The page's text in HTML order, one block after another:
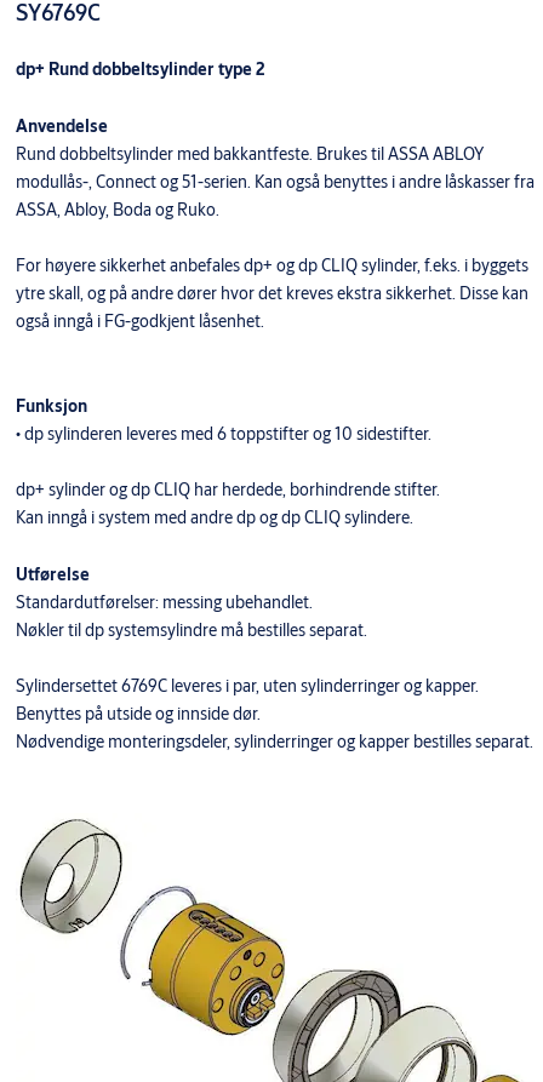
SY6769C
dp+ Rund dobbeltsylinder type 2
Anvendelse
Rund dobbeltsylinder med bakkantfeste. Brukes til ASSA ABLOY
modullås-, Connect og 51-serien. Kan også benyttes i andre låskasser fra
ASSA, Abloy, Boda og Ruko.
For høyere sikkerhet anbefales dp+ og dp CLIQ sylinder, f.eks. i byggets
ytre skall, og på andre dører hvor det kreves ekstra sikkerhet. Disse kan
også inngå i FG-godkjent låsenhet.
Funksjon
• dp sylinderen leveres med 6 toppstifter og 10 sidestifter.
dp+ sylinder og dp CLIQ har herdede, borhindrende stifter.
Kan inngå i system med andre dp og dp CLIQ sylindere.
Utførelse
Standardutførelser: messing ubehandlet.
Nøkler til dp systemsylindre må bestilles separat.
Sylindersettet 6769C leveres i par, uten sylinderringer og kapper.
Benyttes på utside og innside dør.
Nødvendige monteringsdeler, sylinderringer og kapper bestilles separat.